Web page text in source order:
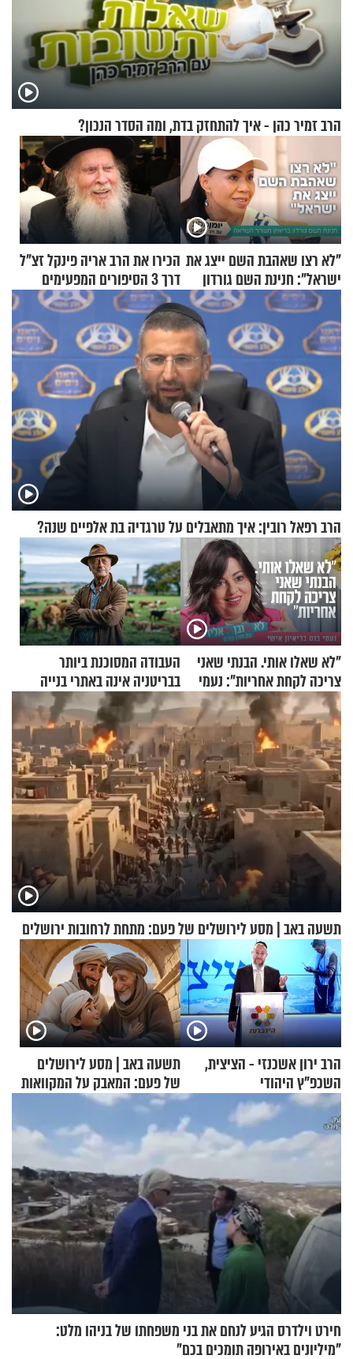
הרב זמיר כהן - איך להתחזק בדת, ומה הסדר הנכון?
"לא רצו שאהבת השם ייצג את
ישראל": חנינת השם גורדון
בריאיון מעורר השראה
הכירו את הרב אריה פינקל זצ"ל
דרך 3 הסיפורים המפעימים
האלה
הרב רפאל רובין: איך מתאבלים על טרגדיה בת אלפיים שנה?
"לא שאלו אותי. הבנתי שאני
צריכה לקחת אחריות": נעמי
בנט בריאיון אישי
העבודה המסוכנת ביותר
בבריטניה אינה באתרי בנייה
אלא דווקא בשדות
תשעה באב | מסע לירושלים של פעם: מתחת לרחובות ירושלים
הרב ירון אשכנזי - הציצית,
השכפ"ץ היהודי
תשעה באב | מסע לירושלים
של פעם: המאבק על המקוואות
חירט וילדרס הגיע לנחם את בני משפחתו של בניהו מלט:
"מיליונים באירופה תומכים בכם"